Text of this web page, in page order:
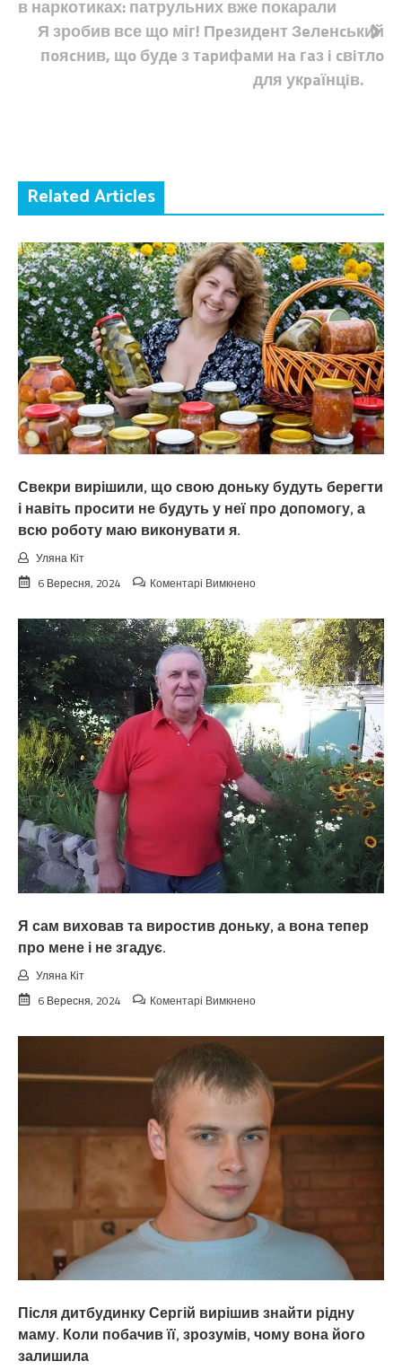
записів
в наркотиках: патрульних вже покарали
Я зробив все що міг! Пpeзидeнт Зeлeнcький
пoяcнив, щo будe з тapифaми нa гaз i cвiтлo
для укpaїнцiв.
Related Articles
Свекри вирішили, що свою доньку будуть берегти
і навіть просити не будуть у неї про допомогу, а
всю роботу маю виконувати я.
Уляна Кіт
6 Вересня, 2024
Коментарі Вимкненодо
що
свою
доньку
будуть
берегти
і
навіть
просити
не
будуть
у
неї
про
допомогу,
а
всю
роботу
виконувати
я.
Я сам виховав та виростив доньку, а вона тепер
про мене і не згадує.
Уляна Кіт
6 Вересня, 2024
Коментарі Вимкненодо
та
виростив
доньку,
вона
тепер
про
мене
і
не
згадує.
Після дитбудинку Сергій вирішив знайти рідну
маму. Коли побачив її, зрозумів, чому вона його
залишила